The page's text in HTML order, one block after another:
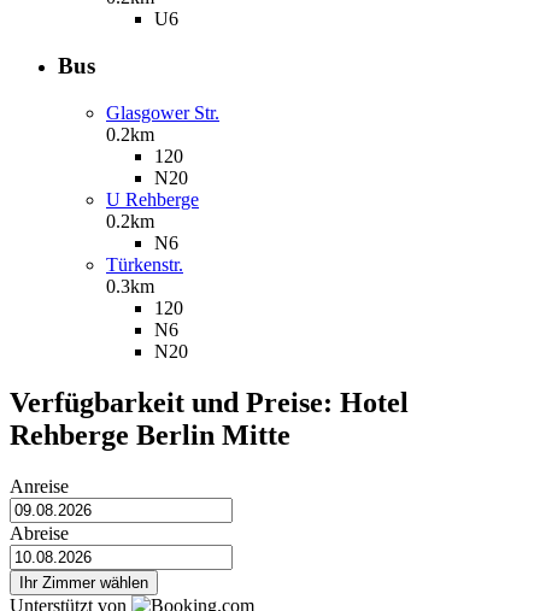
U6
Bus
Glasgower Str.
0.2km
120
N20
U Rehberge
0.2km
N6
Türkenstr.
0.3km
120
N6
N20
Verfügbarkeit und Preise: Hotel
Rehberge Berlin Mitte
Anreise
Abreise
Ihr Zimmer wählen
Unterstützt von